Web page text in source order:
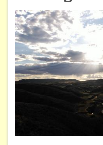
Bioenergía
Chamanismo
Flores de Bach
Los cristales de cuarzo
Radiestesia